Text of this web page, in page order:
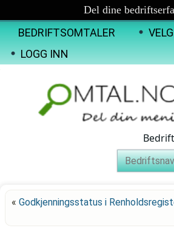
Del dine
BEDRIFTSOMTALER
LOGG INN
« Godkjenningsstatus i